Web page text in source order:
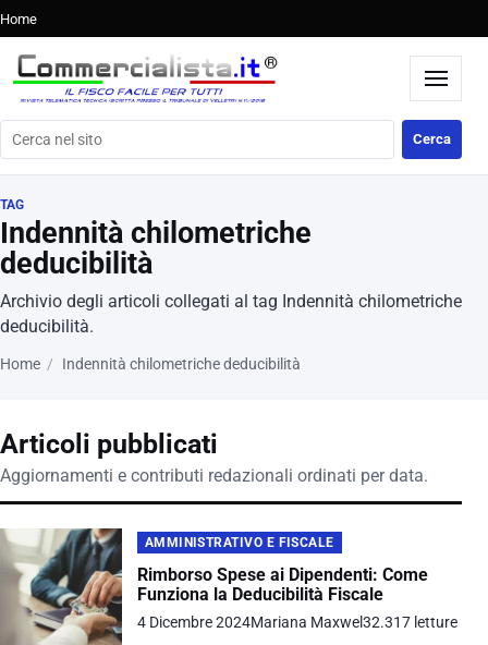
Home
Cerca nel sito Cerca
TAG
Indennità chilometriche
deducibilità
Archivio degli articoli collegati al tag Indennità chilometriche
deducibilità.
Home Indennità chilometriche deducibilità
Articoli pubblicati
Aggiornamenti e contributi redazionali ordinati per data.
AMMINISTRATIVO E FISCALE
Rimborso Spese ai Dipendenti: Come
Funziona la Deducibilità Fiscale
4 Dicembre 2024Mariana Maxwel32.317 letture